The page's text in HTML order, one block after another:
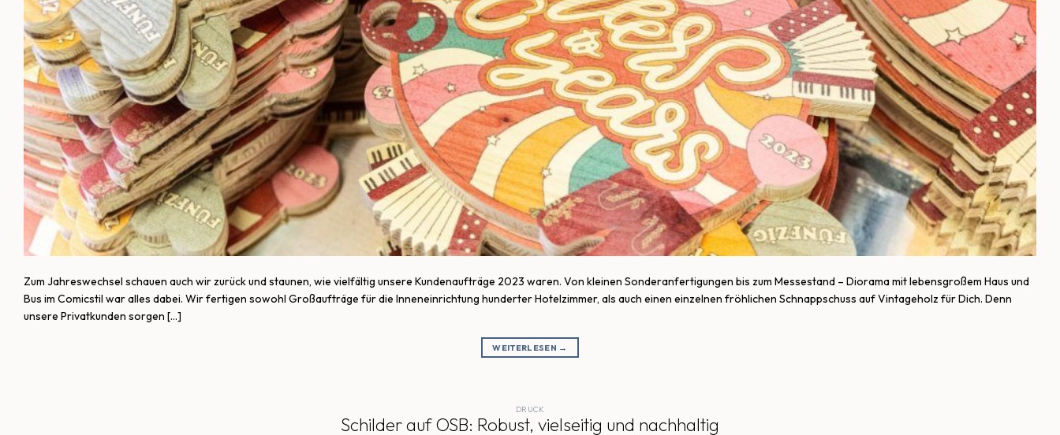
Zum Jahreswechsel schauen auch wir zurück und staunen, wie vielfältig unsere Kundenaufträge 2023 waren. Von kleinen Sonderanfertigungen bis zum Messestand – Diorama mit lebensgroßem Haus und
Bus im Comicstil war alles dabei. Wir fertigen sowohl Großaufträge für die Inneneinrichtung hunderter Hotelzimmer, als auch einen einzelnen fröhlichen Schnappschuss auf Vintageholz für Dich. Denn
unsere Privatkunden sorgen […]
WEITERLESEN →
DRUCK
Schilder auf OSB: Robust, vielseitig und nachhaltig